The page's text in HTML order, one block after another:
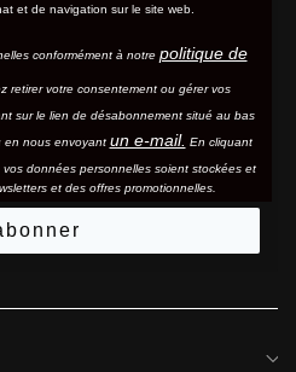
et de navigation sur le site web.
conformément à notre politique de
retirer votre consentement ou gérer vos
sur le lien de désabonnement situé au bas
en nous envoyant un e-mail. En cliquant
données personnelles soient stockées et
et des offres promotionnelles.